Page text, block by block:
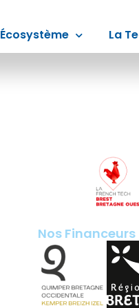
Écosystème La
Nos Financeurs